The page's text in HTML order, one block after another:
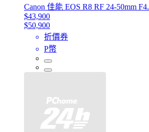
Canon 佳能 EOS R8 RF 24-50mm
$43,900
$50,900
折價券
P幣